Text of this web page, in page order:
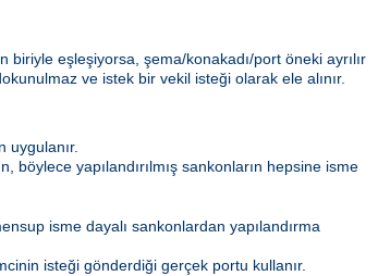
eşleşiyorsa, şema/konakadı/port öneki ayrılır
ve istek bir vekil isteği olarak ele alınır.
uygulanır.
böylece yapılandırılmış sankonların hepsine isme
isme dayalı sankonlardan yapılandırma
isteği gönderdiği gerçek portu kullanır.